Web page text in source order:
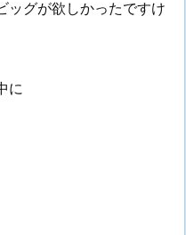
ッグが欲しかったですけ
に